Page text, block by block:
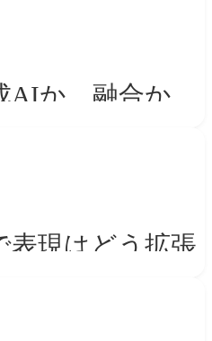
ランドらしい
AIか、融合か
定」のルール
表現はどう拡張
時代の「プロ